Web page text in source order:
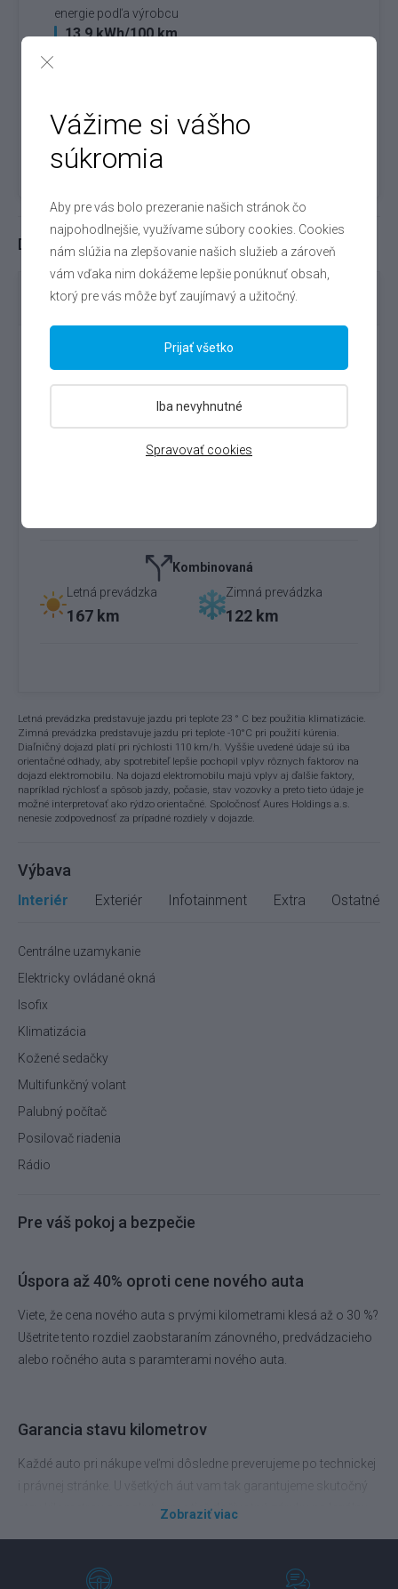
energie podľa výrobcu
13.9 kWh/100 km
Doba nabíjania
Domáce
(230V) Verejné AC
Dojazd eletromobilov podľa určitých podmienok
230 km(WLTP)
Letná prevádzka
Zimná prevádzka
149 km
Kombinovaná
Letná prevádzka
167 km
Zimná prevádzka
122 km
Letná prevádzka predstavuje jazdu pri teplote 23 ° C bez použitia klimatizácie.
Zimná prevádzka predstavuje jazdu pri teplote -10°C pri použití kúrenia.
Diaľničný dojazd platí pri rýchlosti 110 km/h. Vyššie uvedené údaje sú iba
orientačné odhady, aby spotrebiteľ lepšie pochopil vplyv rôznych faktorov na
dojazd elektromobilu. Na dojazd elektromobilu majú vplyv aj ďalšie faktory,
napríklad rýchlosť a spôsob jazdy, počasie, stav vozovky a preto tieto údaje je
možné interpretovať ako rýdzo orientačné. Spoločnosť Aures Holdings a.s.
nenesie zodpovednosť za prípadné rozdiely v dojazde.
Výbava
Interiér Exteriér Infotainment Extra Ostatné
Centrálne uzamykanie
Elektricky ovládané okná
Isofix
Klimatizácia
Kožené sedačky
Multifunkčný volant
Palubný počítač
Posilovač riadenia
Rádio
Pre váš pokoj a bezpečie
Úspora až 40% oproti cene nového auta
Viete, že cena nového auta s prvými kilometrami klesá až o 30 %?
Ušetrite tento rozdiel zaobstaraním zánovného, predvádzacieho
alebo ročného auta s paramterami nového auta.
Garancia stavu kilometrov
Každé auto pri nákupe veľmi dôsledne preverujeme po technickej
i právnej stránke. U všetkých áut vam tak garantujeme skutočný
stav kilometrov a poskytujeme tiež doživotnú záruku na legálny
Zobraziť viac
Vážime si vášho
súkromia
Aby pre vás bolo prezeranie našich stránok čo
najpohodlnejšie, využívame súbory cookies. Cookies
nám slúžia na zlepšovanie našich služieb a zároveň
vám vďaka nim dokážeme lepšie ponúknuť obsah,
ktorý pre vás môže byť zaujímavý a užitočný.
Spravovať cookies
Iba nevyhnutné
Prijať všetko